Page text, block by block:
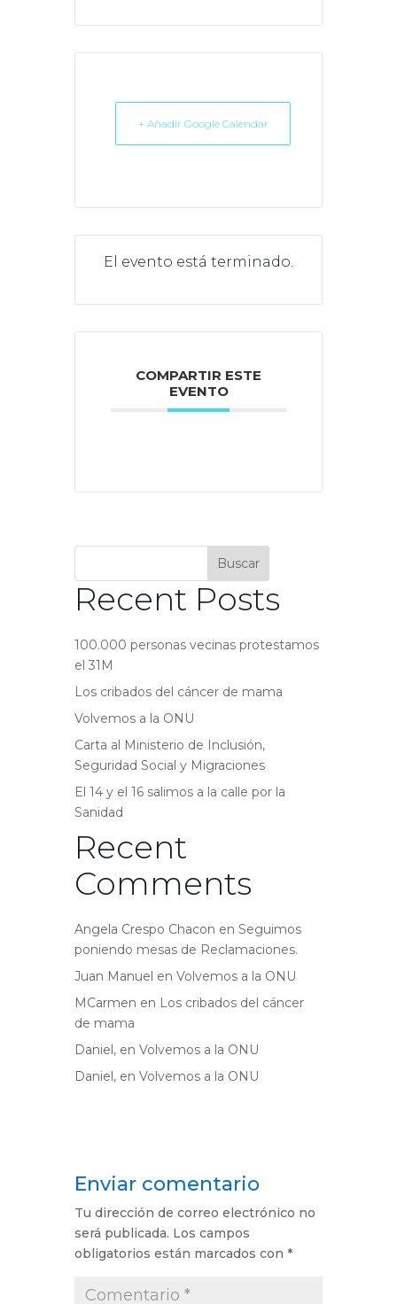
+ Añadir Google Calendar
El evento está terminado.
COMPARTIR ESTE
EVENTO
Buscar
Recent Posts
100.000 personas vecinas protestamos
el 31M
Los cribados del cáncer de mama
Volvemos a la ONU
Carta al Ministerio de Inclusión,
Seguridad Social y Migraciones
El 14 y el 16 salimos a la calle por la
Sanidad
Recent
Comments
Angela Crespo Chacon en Seguimos
poniendo mesas de Reclamaciones.
Juan Manuel en Volvemos a la ONU
MCarmen en Los cribados del cáncer
de mama
Daniel, en Volvemos a la ONU
Daniel, en Volvemos a la ONU
Enviar comentario
Tu dirección de correo electrónico no
será publicada. Los campos
obligatorios están marcados con *